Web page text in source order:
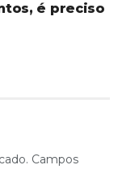
é preciso
Campos